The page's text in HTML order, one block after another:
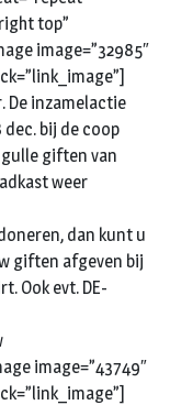
top”
image=”32985″
De inzamelactie
bij de coop
giften van
weer
dan kunt u
giften afgeven bij
Ook evt. DE-
image=”43749″